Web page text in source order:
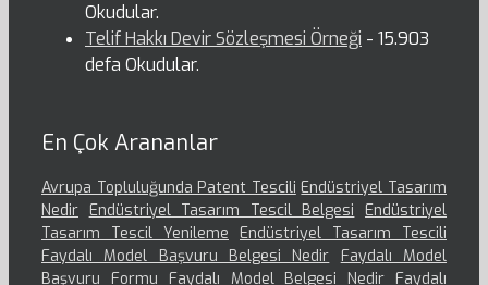
Okudular.
Telif Hakkı Devir Sözleşmesi Örneği - 15.903
defa Okudular.
En Çok Arananlar
Avrupa Topluluğunda Patent Tescili Endüstriyel Tasarım
Nedir Endüstriyel Tasarım Tescil Belgesi
Endüstriyel
Tasarım Tescil Yenileme
Endüstriyel Tasarım Tescili
Faydalı Model Başvuru Belgesi Nedir
Faydalı Model
Başvuru Formu
Faydalı Model Belgesi Nedir Faydalı